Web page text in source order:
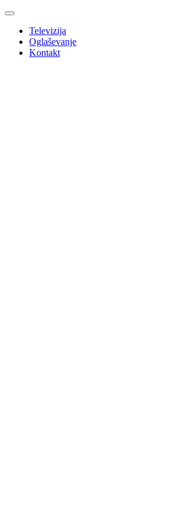
Televizija
Oglaševanje
Kontakt